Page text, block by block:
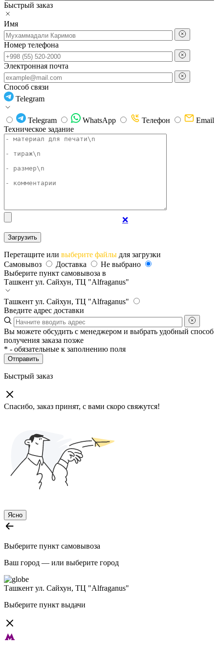
Быстрый заказ
Имя
Номер телефона
Электронная почта
Способ связи
Telegram
Telegram WhatsApp Телефон
Email
Техническое задание
❌
Перетащите или выберите файлы для загрузки
Самовывоз
Доставка
Не выбрано
Выберите пункт самовывоза в
Ташкент ул. Сайхун, ТЦ "Alfraganus"
Ташкент ул. Сайхун, ТЦ "Alfraganus"
Введите адрес доставки
Вы можете обсудить с менеджером и выбрать удобный способ
получения заказа позже
* - обязательные к заполнению поля
Отправить
Быстрый заказ
Спасибо, заказ принят, с вами скоро свяжутся!
Ясно
Выберите пункт самовывоза
Ваш город — или выберите город
Ташкент ул. Сайхун, ТЦ "Alfraganus"
Выберите пункт выдачи